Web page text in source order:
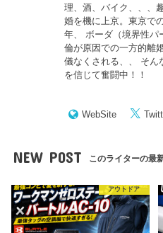
理、酒、バイク、、、
婚を機に上京。東京で
年、 ボーダ（境界性パ
倫が原因での一方的離
儀なくされる、、 そん
を信じて奮闘中！！
WebSite
NEW POST このライターの最
アウトドア